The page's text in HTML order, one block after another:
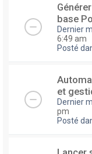
base
Dernier
6:49 am
Posté
et
Dernier
pm
Posté